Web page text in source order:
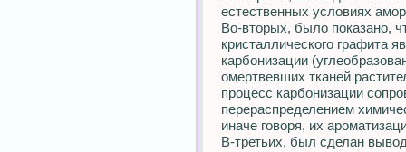
естественных условиях
Во-вторых, было показано,
кристаллического графита
карбонизации
омертвевших тканей
процесс карбонизации
перераспределением
иначе говоря, их
В-третьих, был сделан